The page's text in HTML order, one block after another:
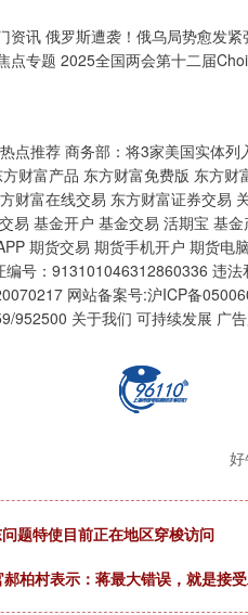
讯 俄罗斯遭袭！俄乌局势愈发
点专题 2025全国两会第十二届
点推荐 商务部：将3家美国实体
财富产品 东方财富免费版 东方
财富在线交易 东方财富证券交易
易 基金开户 基金交易 活期宝 基
期货交易 期货手机开户 期货电
号：913101046312860336 违
网站备案号:沪ICP备
952500 关于我们 可持续发展 广
好
题特使目前正在地区穿梭访问
柏村表示：蒋最大错误，就是接